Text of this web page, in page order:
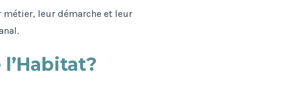
métier, leur démarche et leur